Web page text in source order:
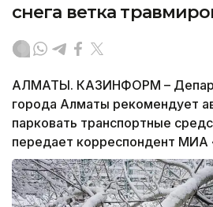
снега ветка
АЛМАТЫ. КАЗИНФОРМ –
города Алматы рекомендует
парковать транспортные
передает корреспондент МИА